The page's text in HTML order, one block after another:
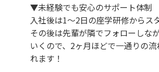
▼未経験でも安心のサポート体制
入社後は1〜2日の座学研修からス
その後は先輩が隣でフォローしな
いくので、2ヶ月ほどで一通りの流
れます！